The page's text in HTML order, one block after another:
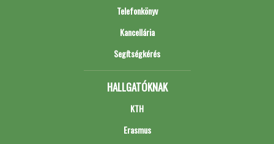
Telefonkönyv
Kancellária
Segítségkérés
HALLGATÓKNAK
KTH
Erasmus